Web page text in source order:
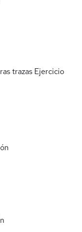
trazas Ejercicio